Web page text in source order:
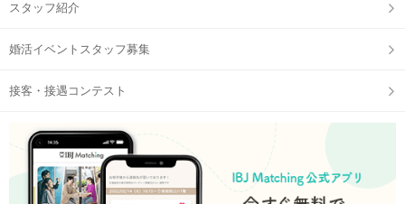
スタッフ紹介
婚活イベントスタッフ募集
接客・接遇コンテスト